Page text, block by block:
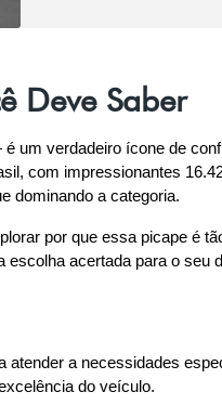
Deve Saber
verdadeiro ícone de
com impressionantes
dominando a categoria.
por que essa picape é
acertada para o seu
a necessidades
do veículo.